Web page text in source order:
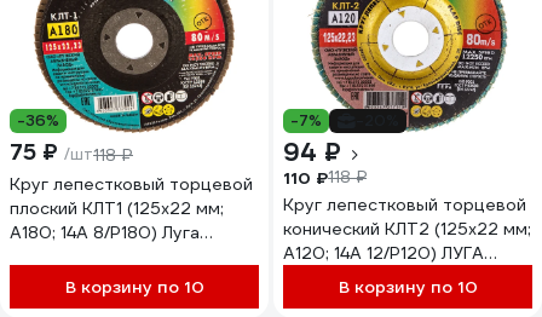
-36%
75 ₽ /шт118 ₽
Круг лепестковый торцевой
плоский КЛТ1 (125х22 мм;
А180; 14А 8/Р180) Луга
В корзину по 10
-7%
94 ₽
110 ₽118 ₽
Круг лепестковый торцевой
конический КЛТ2 (125х22 мм;
А120; 14А 12/Р120) ЛУГА
4603347277119
В корзину по 10